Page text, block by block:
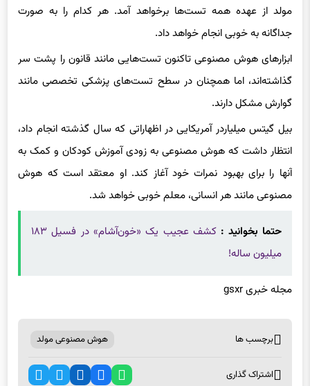
جداگانه به خوبی انجام خواهد داد.
ابزارهای هوش مصنوعی تاکنون تست‌هایی مانند قانون را پشت سر
گذاشته‌اند، اما همچنان در سطح تست‌های پزشکی تخصصی مانند
گوارش مشکل دارند.
بیل گیتس میلیاردر آمریکایی در اظهاراتی که سال گذشته انجام داد،
انتظار داشت که هوش مصنوعی به زودی آموزش کودکان و کمک به
آنها را برای بهبود نمرات خود آغاز کند. او معتقد است که هوش
مصنوعی مانند هر انسانی، معلم خوبی خواهد شد.
میلیون ساله!